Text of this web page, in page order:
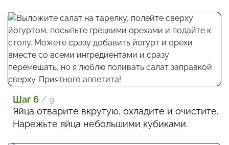
Шаг 6 / 9
Яйца отварите вкрутую, охладите и очистите.
Нарежьте яйца небольшими кубиками.